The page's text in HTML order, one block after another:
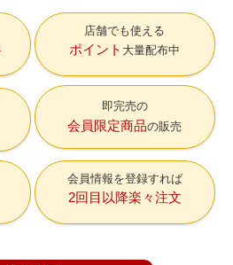
店舗でも使える
ポイント 大量配布中
即完売の
会員限定商品の販売
会員情報を登録すれば
2回目以降楽々注文